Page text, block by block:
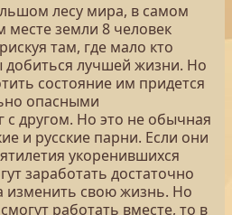
лесу мира, в самом
земли 8 человек
там, где мало кто
лучшей жизни. Но
состояние им придется
опасными
с другом. Но это не обычная
и русские парни. Если они
укоренившихся
заработать достаточно
изменить свою жизнь. Но
работать вместе, то в